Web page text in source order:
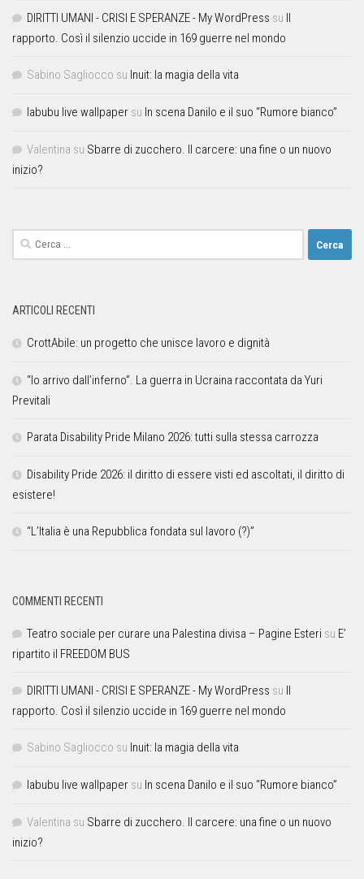
DIRITTI UMANI - CRISI E SPERANZE - My WordPress su Il
rapporto. Così il silenzio uccide in 169 guerre nel mondo
Sabino Sagliocco su Inuit: la magia della vita
labubu live wallpaper su In scena Danilo e il suo “Rumore bianco”
Valentina su Sbarre di zucchero. Il carcere: una fine o un nuovo
inizio?
ARTICOLI RECENTI
CrottAbile: un progetto che unisce lavoro e dignità
“Io arrivo dall’inferno”. La guerra in Ucraina raccontata da Yuri
Previtali
Parata Disability Pride Milano 2026: tutti sulla stessa carrozza
Disability Pride 2026: il diritto di essere visti ed ascoltati, il diritto di
esistere!
“L’Italia è una Repubblica fondata sul lavoro (?)”
COMMENTI RECENTI
Teatro sociale per curare una Palestina divisa – Pagine Esteri su E’
ripartito il FREEDOM BUS
DIRITTI UMANI - CRISI E SPERANZE - My WordPress su Il
rapporto. Così il silenzio uccide in 169 guerre nel mondo
Sabino Sagliocco su Inuit: la magia della vita
labubu live wallpaper su In scena Danilo e il suo “Rumore bianco”
Valentina su Sbarre di zucchero. Il carcere: una fine o un nuovo
inizio?